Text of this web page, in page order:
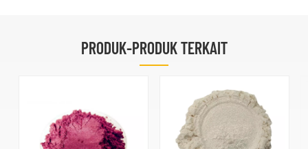
PRODUK-PRODUK TERKAIT